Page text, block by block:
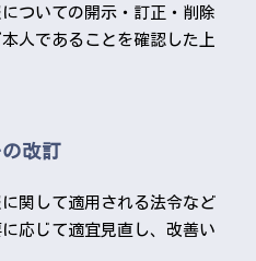
ついての開示・訂正・削除
人であることを確認した上
改訂
関して適用される法令など
応じて適宜見直し、改善い